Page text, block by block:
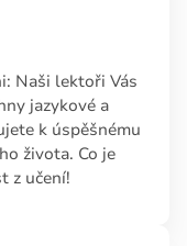
Naši lektoři Vás
jazykové a
k úspěšnému
života. Co je
z učení!